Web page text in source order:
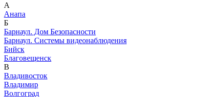
А
Анапа
Б
Барнаул. Дом Безопасности
Барнаул. Системы видеонаблюдения
Бийск
Благовещенск
В
Владивосток
Владимир
Волгоград